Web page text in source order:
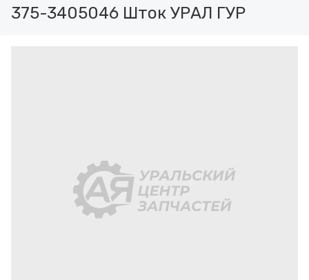
375-3405046 Шток УРАЛ ГУР